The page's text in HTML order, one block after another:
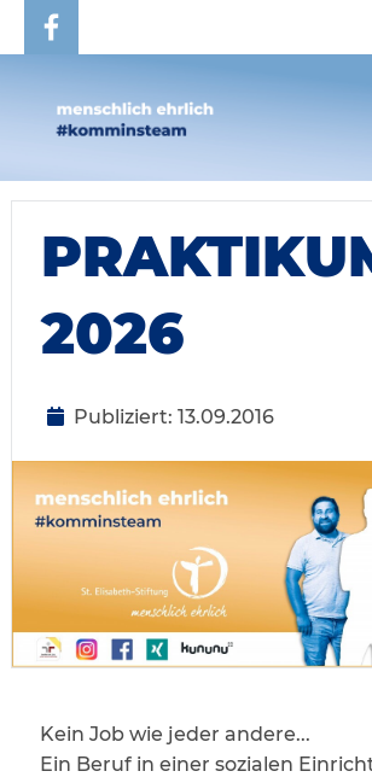
2026
Publiziert: 13.09.2016
Kein Job wie jeder andere...
Ein Beruf in einer sozialen